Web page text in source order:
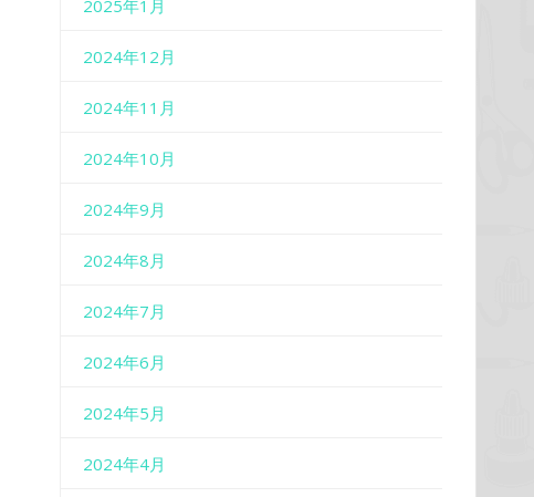
2025年1月
2024年12月
2024年11月
2024年10月
2024年9月
2024年8月
2024年7月
2024年6月
2024年5月
2024年4月